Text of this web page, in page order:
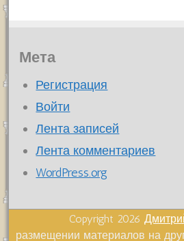
Мета
Регистрация
Войти
Лента записей
Лента комментариев
WordPress.org
Copyright 2026
размещении материалов на